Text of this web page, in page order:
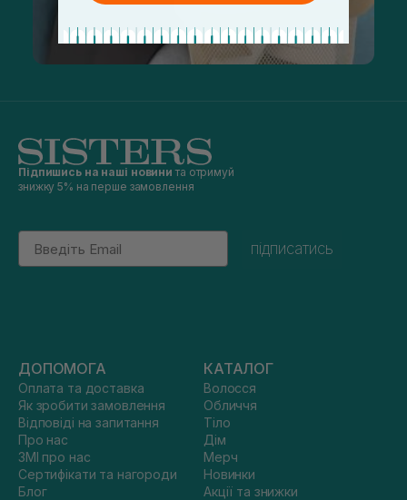
Підпишись на наші новини та отримуй
знижку 5% на перше замовлення
Email
підписатись
ДОПОМОГА
Оплата та доставка
Як зробити замовлення
Відповіді на запитання
Про нас
ЗМІ про нас
Сертифікати та нагороди
Блог
КАТАЛОГ
Волосся
Обличчя
Тіло
Дім
Мерч
Новинки
Акції та знижки